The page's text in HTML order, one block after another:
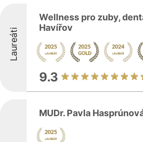
Laureáti
Wellness pro zuby,
Havířov
9.3
MUDr. Pavla